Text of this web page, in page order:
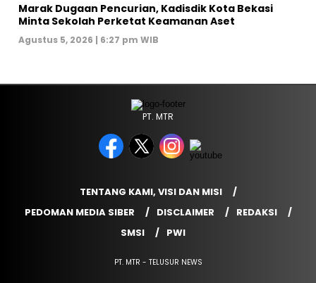
‎Marak Dugaan Pencurian, Kadisdik Kota Bekasi
Minta Sekolah Perketat Keamanan Aset
Agustus 5, 2026 | 6:27 pm WIB
PT. MTR
TENTANG KAMI, VISI DAN MISI
PEDOMAN MEDIA SIBER
DISCLAIMER
REDAKSI
SMSI
PWI
PT. MTR - TELUSUR NEWS